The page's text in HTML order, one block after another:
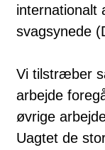
internationalt
svagsynede
Vi tilstræber
arbejde
øvrige
Uagtet de